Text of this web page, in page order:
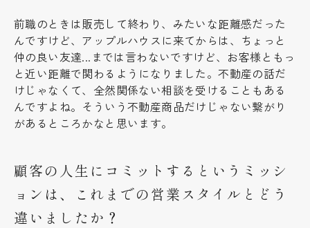
前職のときは販売して終わり、みたいな距離感だった
んですけど、アップルハウスに来てからは、ちょっと
仲の良い友達...までは言わないですけど、お客様ともっ
と近い距離で関わるようになりました。不動産の話だ
けじゃなくて、全然関係ない相談を受けることもある
んですよね。そういう不動産商品だけじゃない繋がり
があるところかなと思います。
顧客の人生にコミットするというミッシ
ョンは、これまでの営業スタイルとどう
違いましたか？